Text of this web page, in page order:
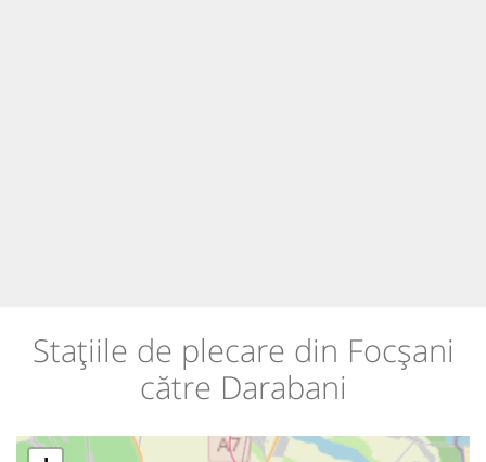
Stațiile de plecare din Focșani
către Darabani